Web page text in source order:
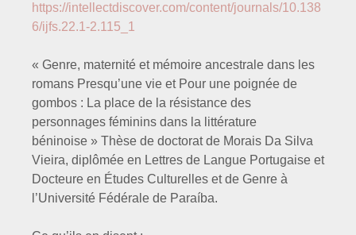
https://intellectdiscover.com/content/journals/10.138
6/ijfs.22.1-2.115_1
« Genre, maternité et mémoire ancestrale dans les
romans Presqu’une vie et Pour une poignée de
gombos : La place de la résistance des
personnages féminins dans la littérature
béninoise » Thèse de doctorat de Morais Da Silva
Vieira, diplômée en Lettres de Langue Portugaise et
Docteure en Études Culturelles et de Genre à
l’Université Fédérale de Paraíba.